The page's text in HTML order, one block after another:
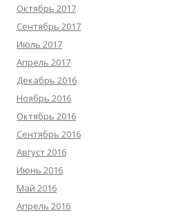
Октябрь 2017
Сентябрь 2017
Июль 2017
Апрель 2017
Декабрь 2016
Ноябрь 2016
Октябрь 2016
Сентябрь 2016
Август 2016
Июнь 2016
Май 2016
Апрель 2016